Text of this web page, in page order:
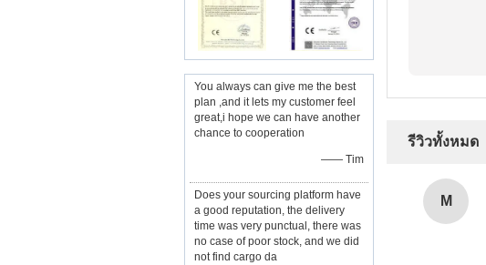
You always can give me the best
plan ,and it lets my customer feel
great,i hope we can have another
chance to cooperation
—— Tim
Does your sourcing platform have
a good reputation, the delivery
time was very punctual, there was
no case of poor stock, and we did
not find cargo da
รีวิวทั้งหมด
M